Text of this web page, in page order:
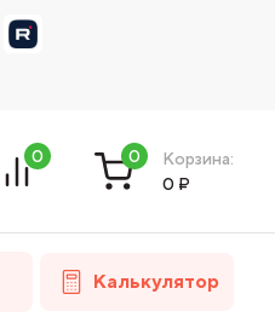
0 0
Корзина:
0 ₽
Калькулятор